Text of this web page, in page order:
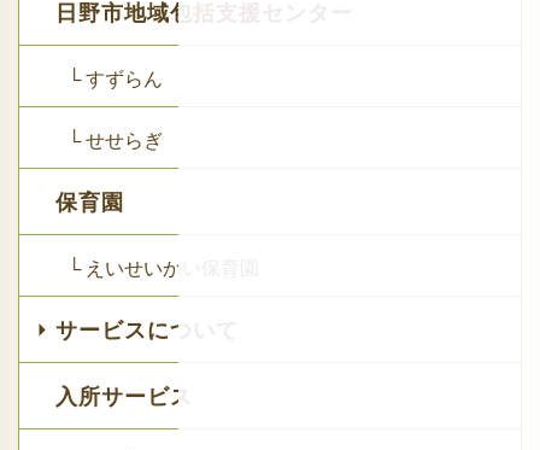
日野市地域包括支援センター
└ すずらん
└ せせらぎ
保育園
└ えいせいかい保育園
サービスについて
入所サービス